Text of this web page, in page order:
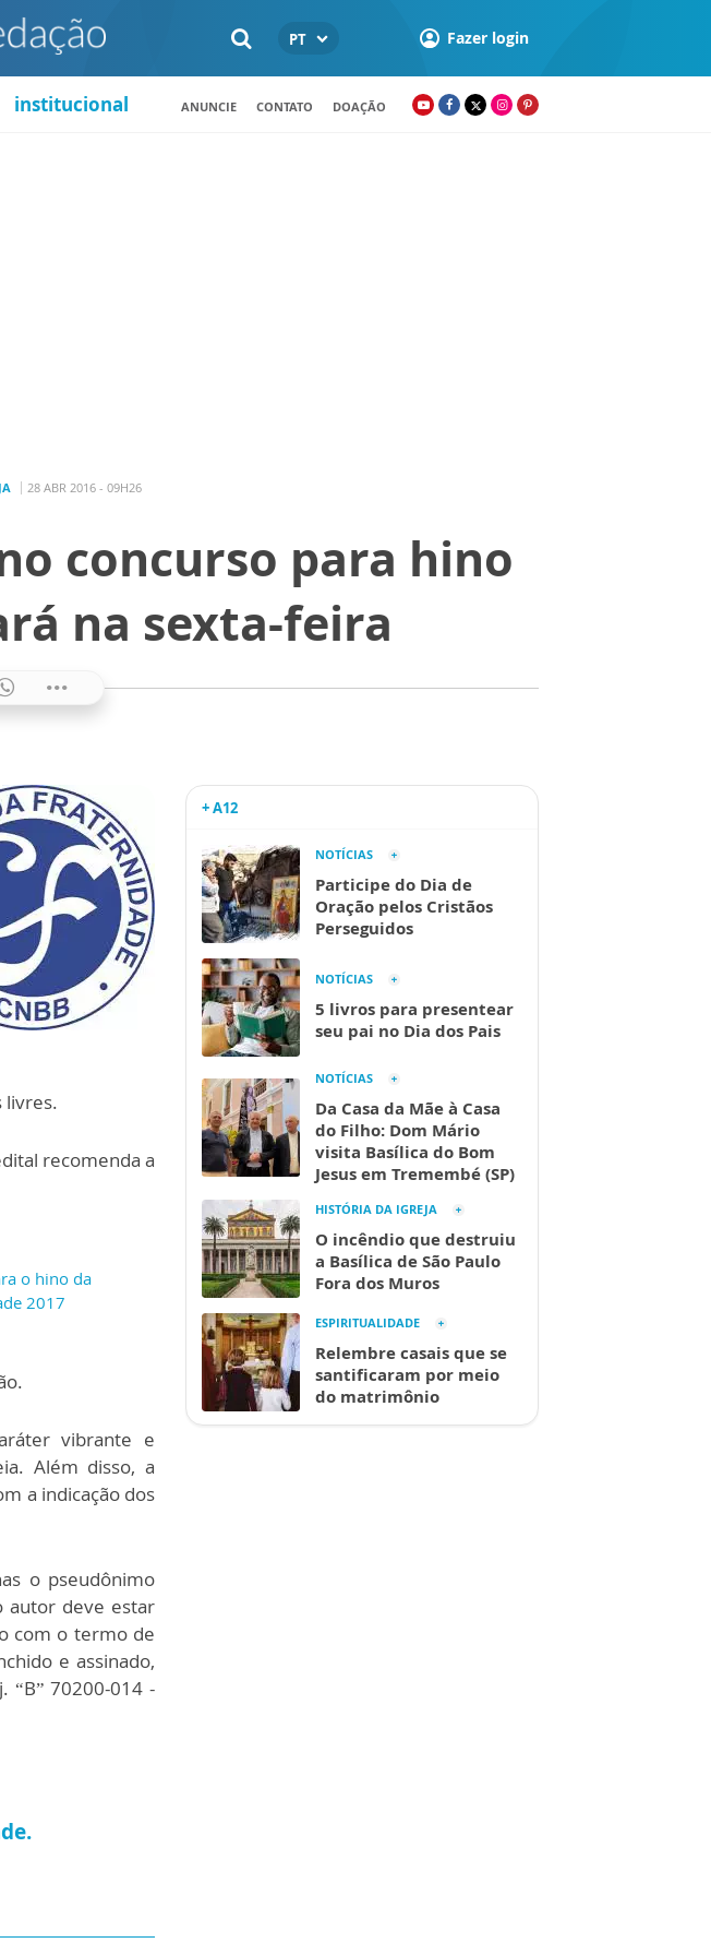
PT Fazer login
institucional ANUNCIE CONTATO DOAÇÃO
28 ABR 2016 - 09H26
concurso para hino
na sexta-feira
livres.
recomenda a
o hino da
2017
vibrante e
Além disso, a
a indicação dos
o pseudônimo
autor deve estar
com o termo de
e assinado,
“B” 70200-014 -
+ A12
NOTÍCIAS
Participe do Dia de
Oração pelos Cristãos
Perseguidos
NOTÍCIAS
5 livros para presentear
seu pai no Dia dos Pais
NOTÍCIAS
Da Casa da Mãe à Casa
do Filho: Dom Mário
visita Basílica do Bom
Jesus em Tremembé (SP)
HISTÓRIA DA IGREJA
O incêndio que destruiu
a Basílica de São Paulo
Fora dos Muros
ESPIRITUALIDADE
Relembre casais que se
santificaram por meio
do matrimônio